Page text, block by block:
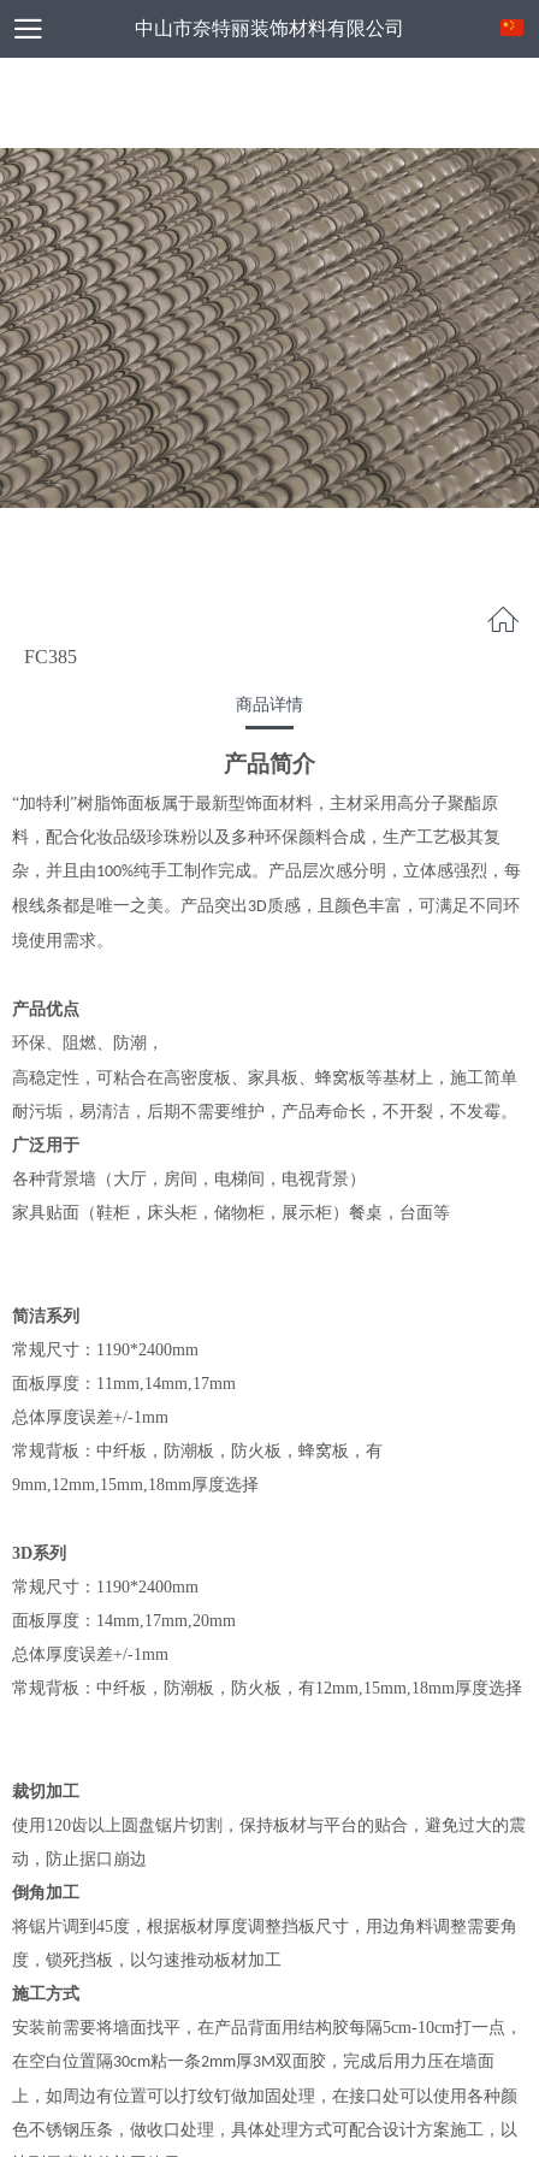
中山市奈特丽装饰材料有限公司
FC385
商品详情
产品简介
“加特利”树脂饰面板属于最新型饰面材料，主材采用高分子聚酯原
料，配合化妆品级珍珠粉以及多种环保颜料合成，生产工艺极其复
杂，并且由100%纯手工制作完成。产品层次感分明，立体感强烈，每
根线条都是唯一之美。产品突出 3D质感，且颜色丰富，可满足不同环
境使用需求。
产品优点
环保、阻燃、防潮，
高稳定性，可粘合在高密度板、家具板、蜂窝板等基材上，施工简单
耐污垢，易清洁，后期不需要维护，产品寿命长，不开裂，不发霉。
广泛用于
各种背景墙（大厅，房间，电梯间，电视背景）
家具贴面（鞋柜，床头柜，储物柜，展示柜）餐桌，台面等
简洁系列
常规尺寸： 1190*2400mm
面板厚度： 11mm,14mm,17mm
总体厚度误差+/-1mm
常规背板：中纤板，防潮板，防火板，蜂窝板，有
9mm,12mm,15mm,18mm厚度选择
3D系列
常规尺寸： 1190*2400mm
面板厚度： 14mm,17mm,20mm
总体厚度误差+/-1mm
常规背板：中纤板，防潮板，防火板，有12mm,15mm,18mm厚度选择
裁切加工
使用 120齿以上圆盘锯片切割，保持板材与平台的贴合，避免过大的震
动，防止据口崩边
倒角加工
将锯片调到 45度，根据板材厚度调整挡板尺寸，用边角料调整需要角
度，锁死挡板，以匀速推动板材加工
施工方式
安装前需要将墙面找平，在产品背面用结构胶每隔5cm-10cm打一点，
在空白位置隔30cm粘一条2mm厚3M双面胶，完成后用力压在墙面
上，如周边有位置可以打纹钉做加固处理，在接口处可以使用各种颜
色不锈钢压条，做收口处理，具体处理方式可配合设计方案施工，以